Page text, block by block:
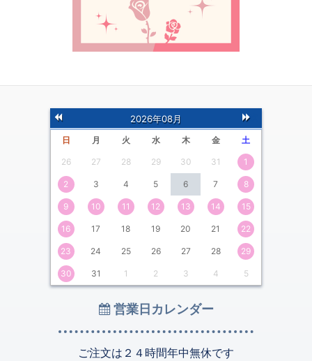
前
の月
次
の月
2026年08月
日 月 火 水 木 金 土
26 27 28 29 30 31 1
2 3 4 5 6 7 8
9 10 11 12 13 14 15
16 17 18 19 20 21 22
23 24 25 26 27 28 29
30 31 1 2 3 4 5
営業日カレンダー
ご注文は２４時間年中無休です